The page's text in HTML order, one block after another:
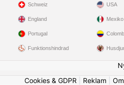
Schweiz
England
Portugal
Funktionshindrad
USA
Mexiko
Cookies & GDPR
Reklam